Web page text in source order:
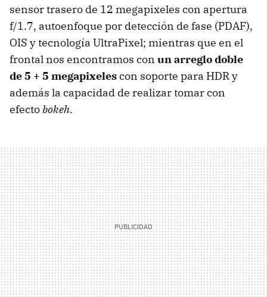
sensor trasero de 12 megapixeles con apertura
f/1.7, autoenfoque por detección de fase (PDAF),
OIS y tecnología UltraPixel; mientras que en el
frontal nos encontramos con un arreglo doble
de 5 + 5 megapixelescon soporte para HDR y
además la capacidad de realizar tomar con
efectobokeh.